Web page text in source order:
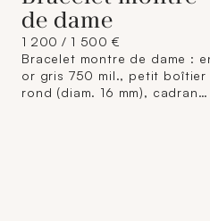
de dame
1 200 / 1 500 €
Bracelet montre de dame :
or gris 750 mil., petit boîtier
rond (diam. 16 mm), cadran